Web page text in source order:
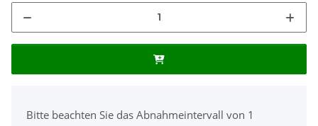
Bitte beachten Sie das Abnahmeintervall von 1